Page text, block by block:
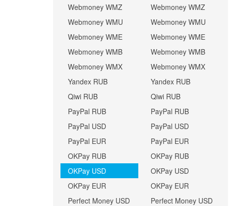
Webmoney WMZ
Webmoney WMU
Webmoney WME
Webmoney WMB
Webmoney WMX
Yandex RUB
Qiwi RUB
PayPal RUB
PayPal USD
PayPal EUR
OKPay RUB
OKPay USD
OKPay EUR
Perfect Money USD
Webmoney WMZ
Webmoney WMU
Webmoney WME
Webmoney WMB
Webmoney WMX
Yandex RUB
Qiwi RUB
PayPal RUB
PayPal USD
PayPal EUR
OKPay RUB
OKPay USD
OKPay EUR
Perfect Money USD